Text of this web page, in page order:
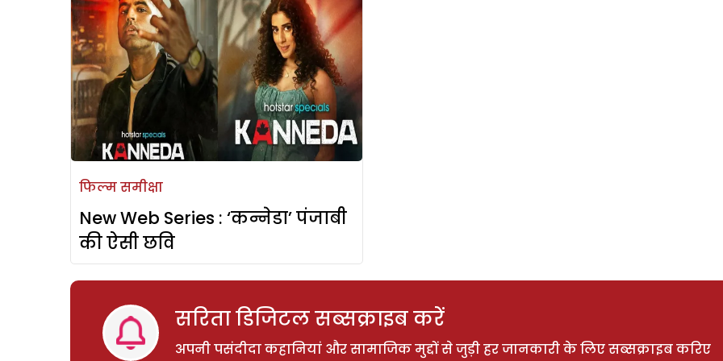
फिल्म समीक्षा
New Web Series : ‘कन्नेडा’ पंजाबी
की ऐसी छवि
सरिता डिजिटल सब्सक्राइब करें
अपनी पसंदीदा कहानियां और सामाजिक मुद्दों से जुड़ी हर जानकारी के लिए सब्सक्राइब करिए